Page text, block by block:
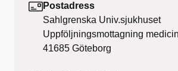
Postadress
Sahlgrenska Univ.sjukhuset
Uppföljningsmottagning
41685 Göteborg